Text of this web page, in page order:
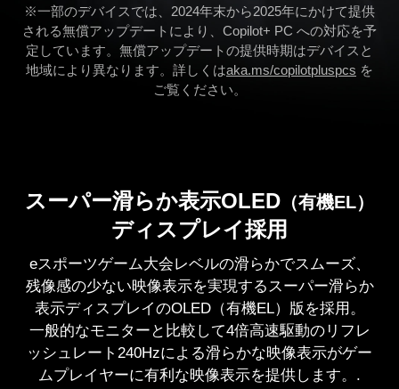
※一部のデバイスでは、2024年末から2025年にかけて提供
される無償アップデートにより、Copilot+ PC への対応を予
定しています。無償アップデートの提供時期はデバイスと
地域により異なります。詳しくはaka.ms/copilotpluspcs を
ご覧ください。
スーパー滑らか表示OLED （有機EL）
ディスプレイ採用
eスポーツゲーム大会レベルの滑らかでスムーズ、
残像感の少ない映像表示を実現するスーパー滑らか
表示ディスプレイのOLED（有機EL）版を採用。
一般的なモニターと比較して4倍高速駆動のリフレ
ッシュレート240Hzによる滑らかな映像表示がゲー
ムプレイヤーに有利な映像表示を提供します。.